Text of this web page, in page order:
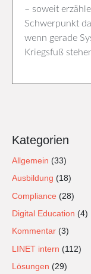
– soweit
Schwerpunkt
wenn gerade
Kriegsfuß
Kategorien
Allgemein (33)
Ausbildung (18)
Compliance (28)
Digital Education (4)
Kommentar (3)
LINET intern (112)
Lösungen (29)